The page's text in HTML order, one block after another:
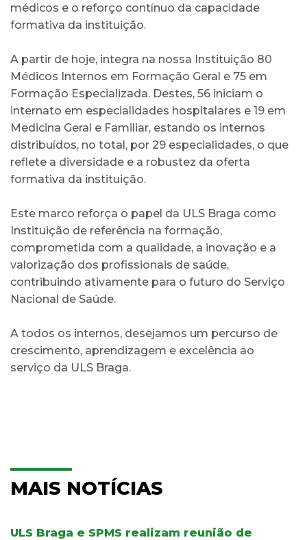
médicos e o reforço contínuo da capacidade
formativa da instituição.
A partir de hoje, integra na nossa Instituição 80
Médicos Internos em Formação Geral e 75 em
Formação Especializada. Destes, 56 iniciam o
internato em especialidades hospitalares e 19 em
Medicina Geral e Familiar, estando os internos
distribuídos, no total, por 29 especialidades, o que
reflete a diversidade e a robustez da oferta
formativa da instituição.
Este marco reforça o papel da ULS Braga como
Instituição de referência na formação,
comprometida com a qualidade, a inovação e a
valorização dos profissionais de saúde,
contribuindo ativamente para o futuro do Serviço
Nacional de Saúde.
A todos os internos, desejamos um percurso de
crescimento, aprendizagem e excelência ao
serviço da ULS Braga.
MAIS NOTÍCIAS
ULS Braga e SPMS realizam reunião de